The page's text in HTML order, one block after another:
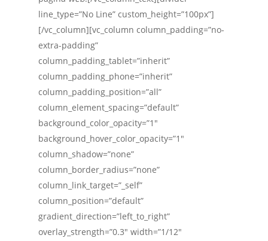
line_type=”No Line” custom_height=”100px”]
[/vc_column][vc_column column_padding=”no-
extra-padding”
column_padding_tablet=”inherit”
column_padding_phone=”inherit”
column_padding_position=”all”
column_element_spacing=”default”
background_color_opacity=”1″
background_hover_color_opacity=”1″
column_shadow=”none”
column_border_radius=”none”
column_link_target=”_self”
column_position=”default”
gradient_direction=”left_to_right”
overlay_strength=”0.3″ width=”1/12″